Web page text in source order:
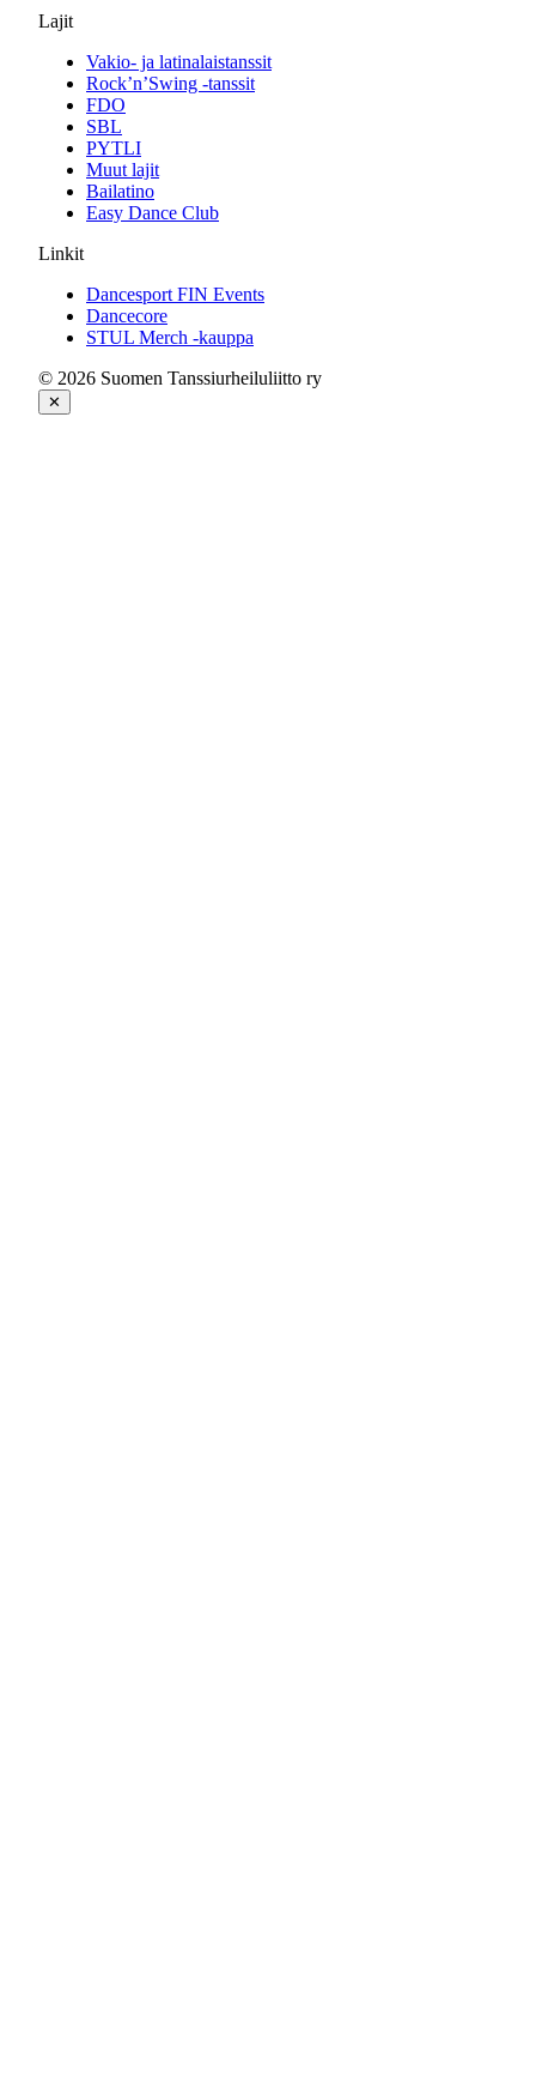
Lajit
Vakio- ja latinalaistanssit
Rock’n’Swing -tanssit
FDO
SBL
PYTLI
Muut lajit
Bailatino
Easy Dance Club
Linkit
Dancesport FIN Events
Dancecore
STUL Merch -kauppa
© 2026 Suomen Tanssiurheiluliitto ry
✕